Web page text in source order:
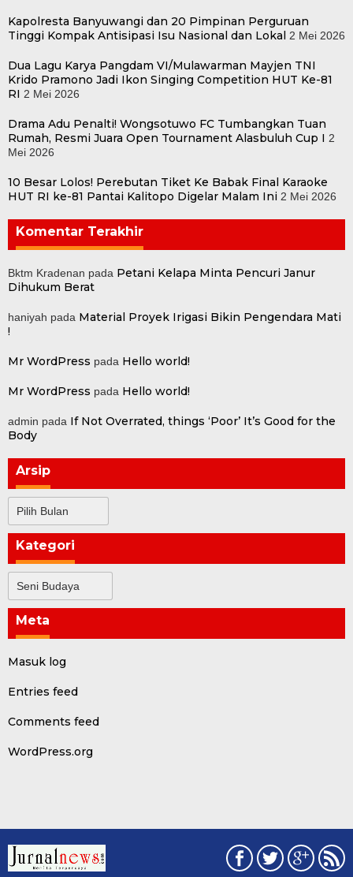
Kapolresta Banyuwangi dan 20 Pimpinan Perguruan
Tinggi Kompak Antisipasi Isu Nasional dan Lokal 2 Mei 2026
Dua Lagu Karya Pangdam VI/Mulawarman Mayjen TNI
Krido Pramono Jadi Ikon Singing Competition HUT Ke-81
RI 2 Mei 2026
Drama Adu Penalti! Wongsotuwo FC Tumbangkan Tuan
Rumah, Resmi Juara Open Tournament Alasbuluh Cup I 2
Mei 2026
10 Besar Lolos! Perebutan Tiket Ke Babak Final Karaoke
HUT RI ke-81 Pantai Kalitopo Digelar Malam Ini 2 Mei 2026
Komentar Terakhir
Bktm Kradenan pada Petani Kelapa Minta Pencuri Janur
Dihukum Berat
haniyah pada Material Proyek Irigasi Bikin Pengendara Mati
!
Mr WordPress pada Hello world!
Mr WordPress pada Hello world!
admin pada If Not Overrated, things ‘Poor’ It’s Good for the
Body
Arsip
Kategori
Meta
Masuk log
Entries feed
Comments feed
WordPress.org